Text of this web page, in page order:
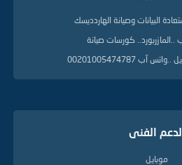
البيانات وصيانة الهاردديسك
..المازربورد.. كورسات صيانة
00201005474787
الفنى
موبايل